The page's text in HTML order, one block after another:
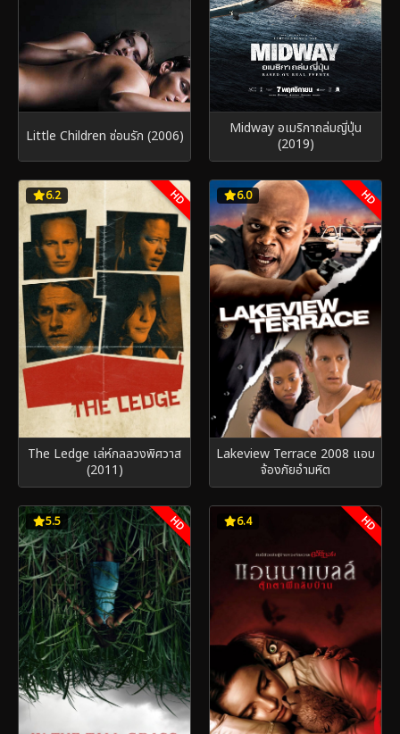
Little Children ซ่อนรัก (2006)
Midway อเมริกาถล่มญี่ปุ่น
(2019)
6.2 HD
The Ledge เล่ห์กลลวงพิศวาส
(2011)
6.0 HD
Lakeview Terrace 2008 แอบ
จ้องภัยอำมหิต
5.5 HD 6.4 HD